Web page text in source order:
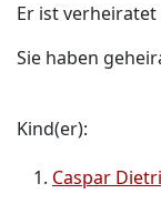
Er ist
Sie haben
Kind(er):
Caspar